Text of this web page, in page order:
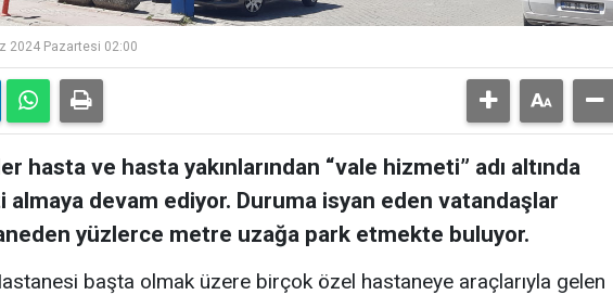
2024 Pazartesi 02:00
hasta ve hasta yakınlarından “vale hizmeti” adı altında
devam ediyor. Duruma isyan eden vatandaşlar
yüzlerce metre uzağa park etmekte buluyor.
başta olmak üzere birçok özel hastaneye araçlarıyla gelen